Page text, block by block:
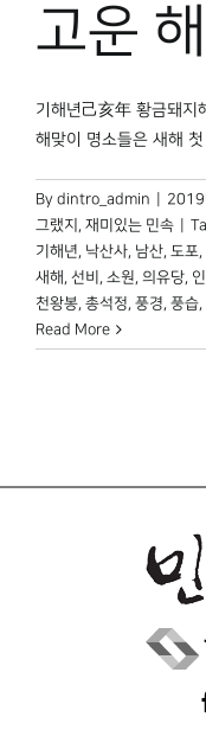
고운
기해년己亥年 황금돼지
해맞이 명소들은 새해 첫
By dintro_admin 2019
그랬지 , 재미있는 민속
기해년, 낙산사, 남산, 도포,
새해 , 선비 , 소원, 의유당,
천왕봉, 총석정, 풍경, 풍습,
Read More